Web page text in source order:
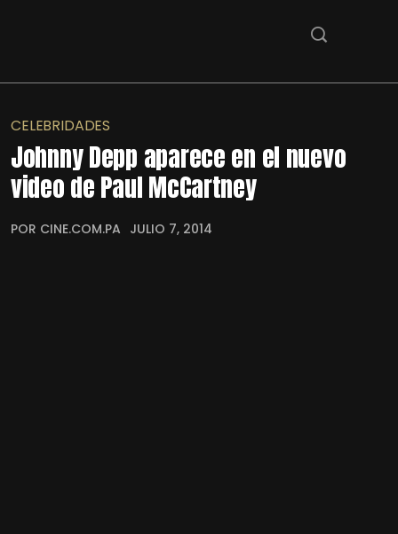
CELEBRIDADES
Johnny Depp aparece en el nuevo
video de Paul McCartney
POR CINE.COM.PA JULIO 7, 2014